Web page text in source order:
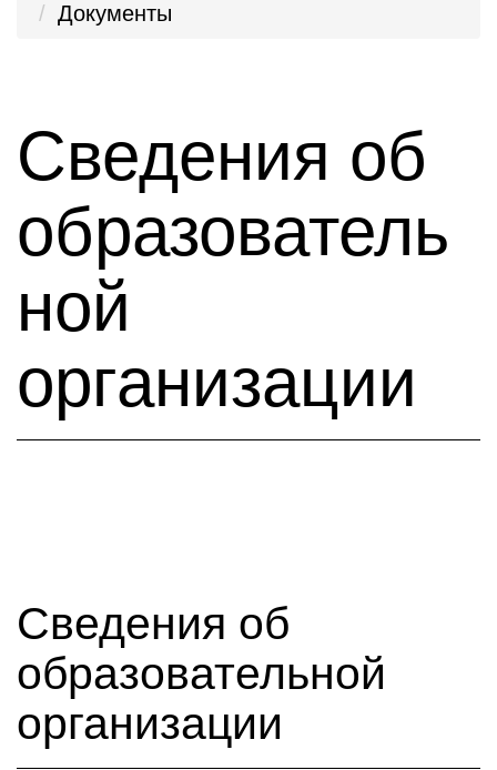
Документы
Сведения об
образователь
ной
организации
Сведения об
образовательной
организации